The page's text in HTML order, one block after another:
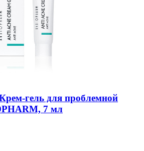
гель для проблемной
7 мл